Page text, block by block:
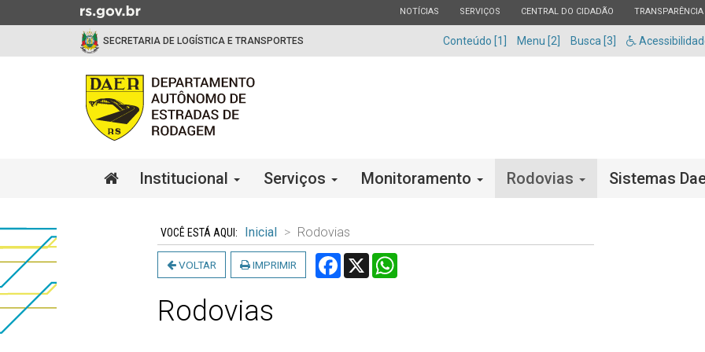
para
ESTADO
NOTÍCIAS ESTADO
SERVIÇOS ESTADO
CENTRAL DO CIDADÃO ESTADO
TRANSPARÊNCIA
SECRETARIA DE LOGÍSTICA E TRANSPORTES Conteúdo [1] Menu [2] Busca [3]
Institucional Serviços Monitoramento Rodovias Sistemas
do
conteúdo
Inicial Rodovias
VOLTAR IMPRIMIR Facebook
X WhatsApp
Rodovias